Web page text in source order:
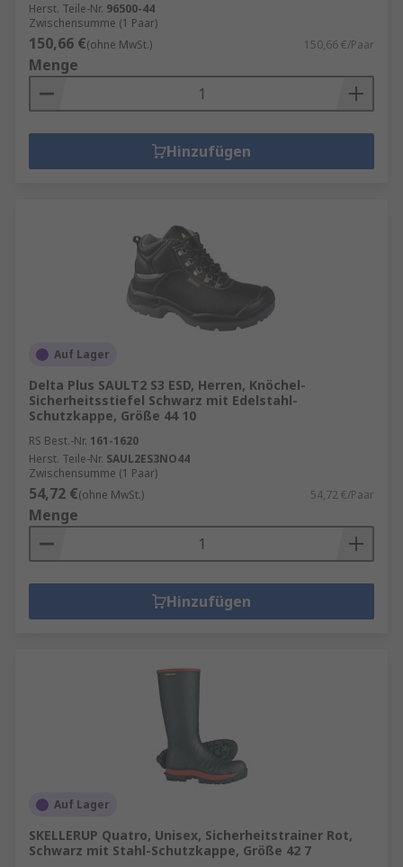
Herst. Teile-Nr. 96500-44
Zwischensumme (1 Paar)
150,66 €(ohne MwSt.) 150,66 €/Paar
Menge
Hinzufügen
Auf Lager
Delta Plus SAULT2 S3 ESD, Herren, Knöchel-
Sicherheitsstiefel Schwarz mit Edelstahl-
Schutzkappe, Größe 44 10
RS Best.-Nr. 161-1620
Herst. Teile-Nr. SAUL2ES3NO44
Zwischensumme (1 Paar)
54,72 €(ohne MwSt.) 54,72 €/Paar
Menge
Hinzufügen
Auf Lager
SKELLERUP Quatro, Unisex, Sicherheitstrainer Rot,
Schwarz mit Stahl-Schutzkappe, Größe 42 7